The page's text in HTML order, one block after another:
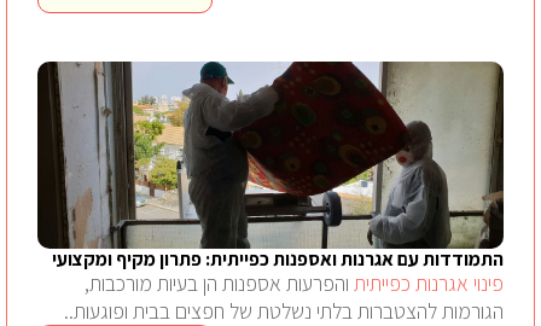
התמודדות עם אגרנות ואספנות כפייתית: פתרון מקיף ומקצועי
פינוי אגרנות כפייתית והפרעות אספנות הן בעיות מורכבות,
הגורמות להצטברות בלתי נשלטת של חפצים בבית ופוגעות..